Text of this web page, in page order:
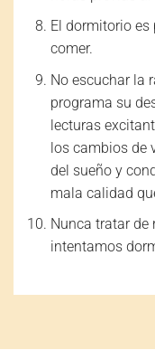
El dormitorio es
comer.
No escuchar la
programa su
lecturas
los cambios de
del sueño y
mala calidad
Nunca tratar de
intentamos